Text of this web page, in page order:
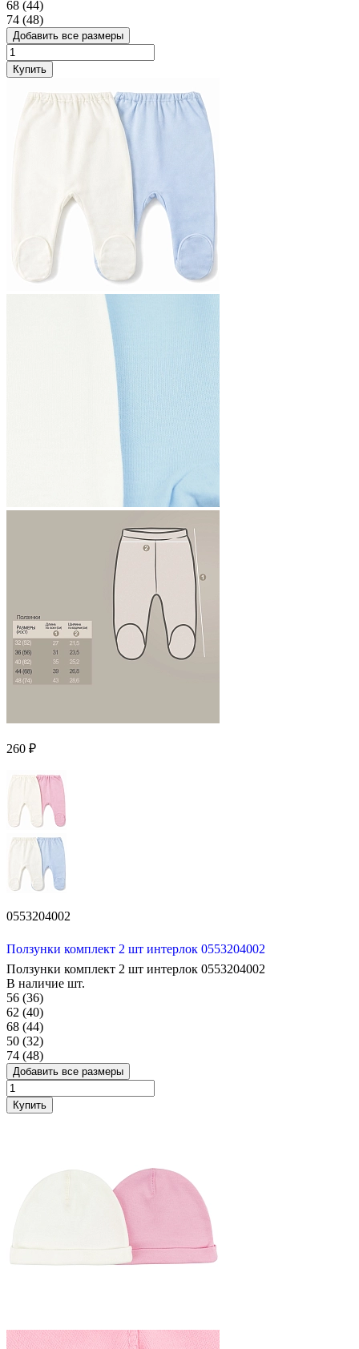
68 (44)
74 (48)
Добавить все размеры
Купить
260 ₽
0553204002
Ползунки комплект 2 шт интерлок 0553204002
Ползунки комплект 2 шт интерлок 0553204002
В наличие шт.
56 (36)
62 (40)
68 (44)
50 (32)
74 (48)
Добавить все размеры
Купить